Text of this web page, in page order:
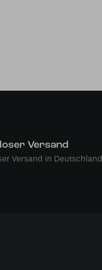
Versand
Versand in Deutschland